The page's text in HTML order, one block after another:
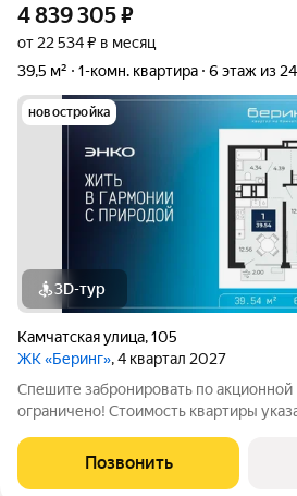
4 839 305₽
от 22 534 ₽ в месяц
39,5 м²
1-комн. квартира 6 этаж из 24
новостройка
3D-тур
Камчатская улица,105
ЖК «Беринг», 4 квартал 2027
Спешите забронировать по
ограничено! Стоимость квартиры
вам все расскажут. Однокомнатная
отделкой в ЖК "Беринг" на 6
Позвонить